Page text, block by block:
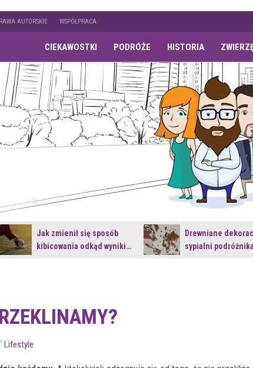
AUTORSKIE WSPÓŁPRACA
CIEKAWOSTKI PODRÓŻE HISTORIA
Jak zmienił się sposób
kibicowania odkąd wyniki…
Drewniane
sypialni
Lifestyle